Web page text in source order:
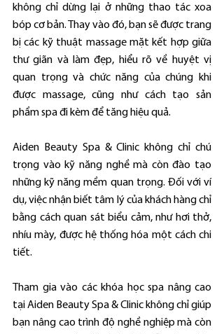
không chỉ dừng lại ở những thao tác xoa
bóp cơ bản. Thay vào đó, bạn sẽ được trang
bị các kỹ thuật massage mặt kết hợp giữa
thư giãn và làm đẹp, hiểu rõ về huyệt vị
quan trọng và chức năng của chúng khi
được massage, cũng như cách tạo sản
phẩm spa đi kèm để tăng hiệu quả.
Aiden Beauty Spa & Clinic không chỉ chú
trọng vào kỹ năng nghề mà còn đào tạo
những kỹ năng mềm quan trọng. Đối với ví
dụ, việc nhận biết tâm lý của khách hàng chỉ
bằng cách quan sát biểu cảm, như hơi thở,
nhíu mày, được hệ thống hóa một cách chi
tiết.
Tham gia vào các khóa học spa nâng cao
tại Aiden Beauty Spa & Clinic không chỉ giúp
bạn nâng cao trình độ nghề nghiệp mà còn